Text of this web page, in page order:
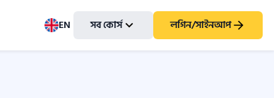
EN সব কোর্স লগিন/সাইনআপ